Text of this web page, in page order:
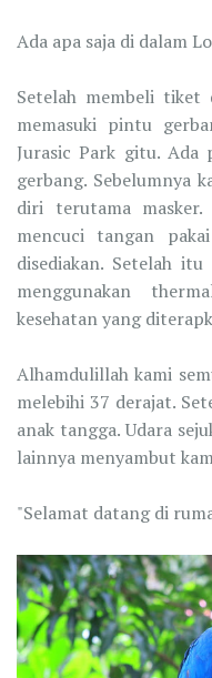
Ada apa saja di dalam
Setelah membeli
memasuki pintu
Jurasic Park gitu.
gerbang. Sebelumnya
diri terutama masker.
mencuci tangan
disediakan. Setelah
menggunakan
kesehatan yang
Alhamdulillah kami
melebihi 37 derajat.
anak tangga. Udara
lainnya menyambut
"Selamat datang di